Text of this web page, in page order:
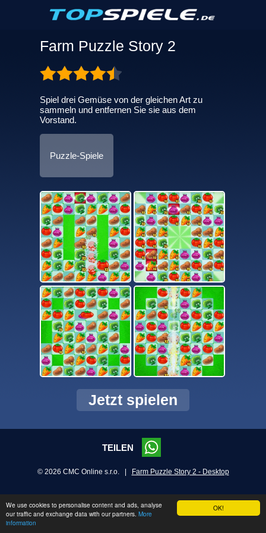
OK!
We use cookies to personalise content and ads, analyse
our traffic and exchange data with our partners. More
information
Farm Puzzle Story 2
Spiel drei Gemüse von der gleichen Art zu
sammeln und entfernen Sie sie aus dem
Vorstand.
Puzzle-Spiele
Jetzt spielen
TEILEN
© 2026 CMC Online s.r.o. | Farm Puzzle Story 2 - Desktop